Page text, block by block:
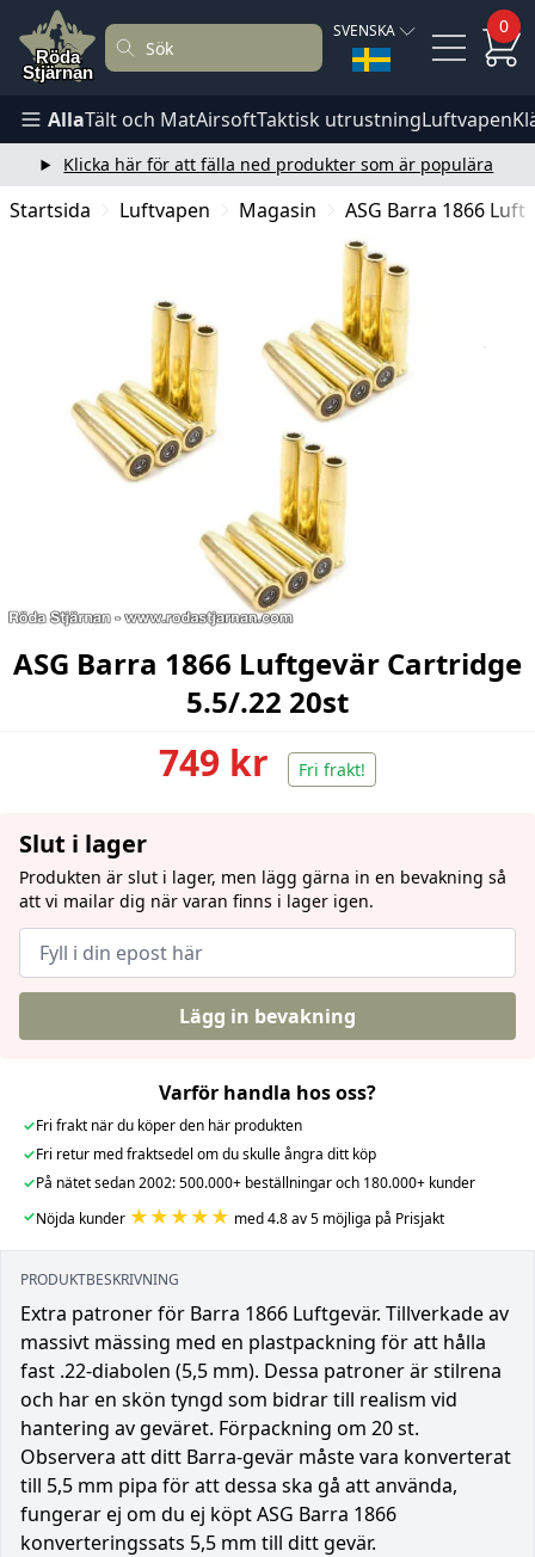
SVENSKA 0
AllaTält och MatAirsoftTaktisk utrustningLuftvapen
Klicka här för att fälla ned produkter som är populära
Startsida Luftvapen Magasin ASG Barra 1866
ASG Barra 1866 Luftgevär Cartridge
5.5/.22 20st
749 kr Fri frakt!
Slut i lager
Produkten är slut i lager, men lägg gärna in en bevakning så
att vi mailar dig när varan finns i lager igen.
Lägg in bevakning
Varför handla hos oss?
✓Fri frakt när du köper den här produkten
✓Fri retur med fraktsedel om du skulle ångra ditt köp
✓På nätet sedan 2002: 500.000+ beställningar och 180.000+ kunder
✓Nöjda kunder ★★★★★ med 4.8 av 5 möjliga på Prisjakt
PRODUKTBESKRIVNING
Extra patroner för Barra 1866 Luftgevär. Tillverkade av
massivt mässing med en plastpackning för att hålla
fast .22-diabolen (5,5 mm). Dessa patroner är stilrena
och har en skön tyngd som bidrar till realism vid
hantering av geväret. Förpackning om 20 st.
Observera att ditt Barra-gevär måste vara konverterat
till 5,5 mm pipa för att dessa ska gå att använda,
fungerar ej om du ej köpt ASG Barra 1866
konverteringssats 5,5 mm till ditt gevär.